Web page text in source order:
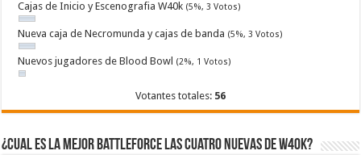
Cajas de Inicio y Escenografia W40k (5%, 3 Votos)
Nueva caja de Necromunda y cajas de banda (5%, 3 Votos)
Nuevos jugadores de Blood Bowl (2%, 1 Votos)
Votantes totales: 56
¿Cual es la mejor Battleforce las cuatro nuevas de W40k?